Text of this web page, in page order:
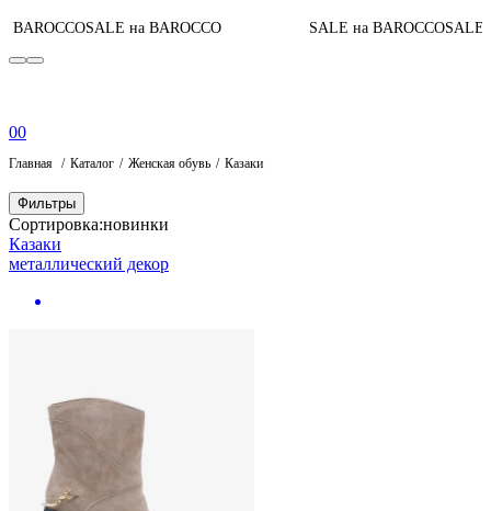
SALE на BAROCCO SALE на BAROCCOSALE
00
Главная Каталог Женская обувь Казаки
Фильтры
Сортировка:новинки
Казаки
металлический декор